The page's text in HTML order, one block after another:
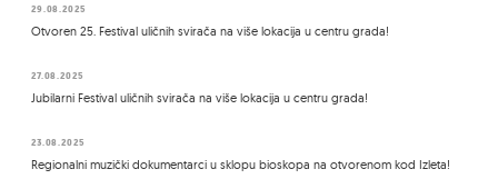
29.08.2025
Otvoren 25. Festival uličnih svirača na više lokacija u centru grada!
27.08.2025
Jubilarni Festival uličnih svirača na više lokacija u centru grada!
23.08.2025
Regionalni muzički dokumentarci u sklopu bioskopa na otvorenom kod Izleta!